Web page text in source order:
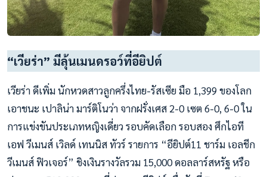
“เวียร่า” มีลุ้นเมนดรอว์ที่อียิปต์
เวียร่า ดีเพิ่ม นักหวดสาวลูกครึ่งไทย-รัสเซีย มือ 1,399 ของโลก
เอาชนะ เปาลิน่า มาร์ติโนว่า จากฝรั่งเศส 2-0 เซต 6-0, 6-0 ใน
การแข่งขันประเภทหญิงเดี่ยว รอบคัดเลือก รอบสอง ศึกไอที
เอฟ วีเมนส์ เวิลด์ เทนนิส ทัวร์ รายการ “อียิปต์11 ชาร์ม เอลชีก
วีเมนส์ ฟิวเจอร์” ชิงเงินรางวัลรวม 15,000 ดอลลาร์สหรัฐ หรือ